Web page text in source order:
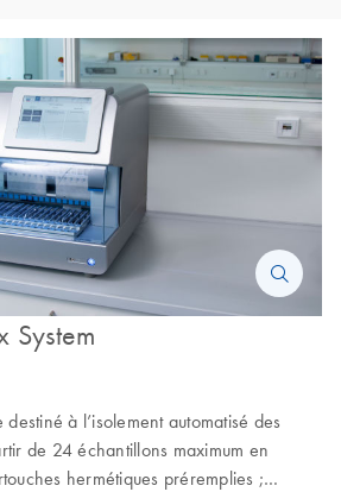
System
à l’isolement automatisé des
de 24 échantillons maximum en
hermétiques préremplies ;